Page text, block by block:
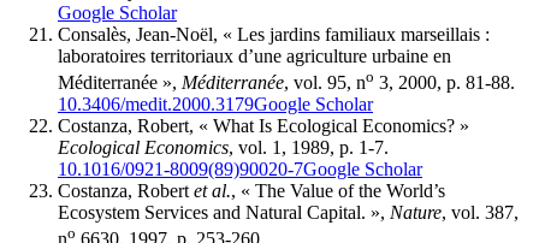
Google Scholar
Consalès, Jean-Noël, « Les jardins familiaux marseillais :
laboratoires territoriaux d’une agriculture urbaine en
Méditerranée », Méditerranée, vol. 95, no 3, 2000, p. 81-88.
10.3406/medit.2000.3179Google Scholar
Costanza, Robert, « What Is Ecological Economics? »
Ecological Economics, vol. 1, 1989, p. 1-7.
10.1016/0921-8009(89)90020-7Google Scholar
Costanza, Robert et al., « The Value of the World’s
Ecosystem Services and Natural Capital. », Nature, vol. 387,
o